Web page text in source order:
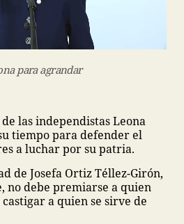
para agrandar
las independistas Leona
tiempo para defender el
a luchar por su patria.
de Josefa Ortiz Téllez-Girón,
no debe premiarse a quien
a quien se sirve de